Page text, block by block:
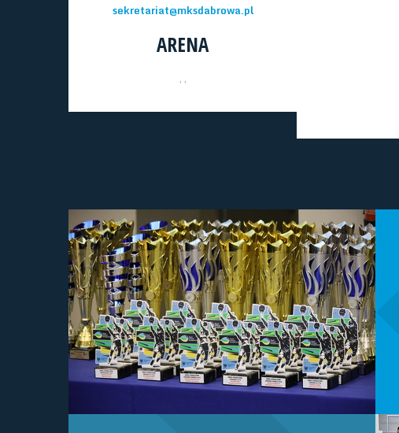
sekretariat@mksdabrowa.pl
ARENA
, ,